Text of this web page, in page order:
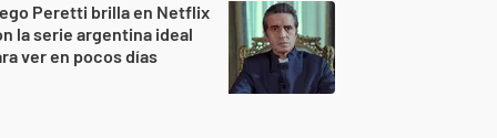
Peretti brilla en Netflix
la serie argentina ideal
ver en pocos días